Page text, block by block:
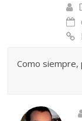
Como siempre,